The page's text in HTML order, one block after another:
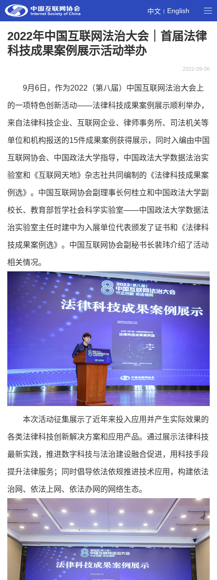
中文 | English
2022年中国互联网法治大会｜首届法律
科技成果案例展示活动举办
2022-09-06
9月6日，作为2022（第八届）中国互联网法治大会上
的一项特色创新活动——法律科技成果案例展示顺利举办，
来自法律科技企业、互联网企业、律师事务所、司法机关等
单位和机构报送的15件成果案例获得展示，同时入编由中国
互联网协会、中国政法大学指导，中国政法大学数据法治实
验室和《互联网天地》杂志社共同编制的《法律科技成果案
例选》。中国互联网协会副理事长何桂立和中国政法大学副
校长、教育部哲学社会科学实验室——中国政法大学数据法
治实验室主任时建中为入展单位代表颁发了证书和《法律科
技成果案例选》。中国互联网协会副秘书长裴玮介绍了活动
相关情况。
本次活动征集展示了近年来投入应用并产生实际效果的
各类法律科技创新解决方案和应用产品。通过展示法律科技
最新实践，推进数字科技与法治建设融合促进，用科技手段
提升法律服务；同时倡导依法依规推进技术应用，构建依法
治网、依法上网、依法办网的网络生态。